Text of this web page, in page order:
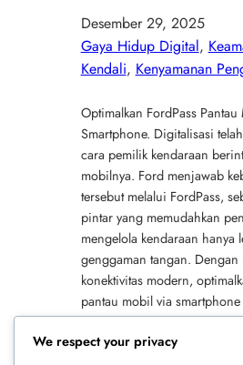
Desember 29, 2025
Gaya Hidup Digital,
Kendali, Kenyamanan
Optimalkan FordPass
Smartphone. Digitalisasi
cara pemilik kendaraan
mobilnya. Ford menjawab
tersebut melalui FordPass,
pintar yang memudahkan
mengelola kendaraan hanya
genggaman tangan. Dengan
konektivitas modern,
pantau mobil via
praktis bagi pemilik mobil
cepat. Aplikasi…
We respect your privacy